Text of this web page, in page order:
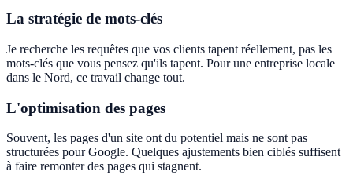
La stratégie de mots-clés
Je recherche les requêtes que vos clients tapent réellement, pas les
mots-clés que vous pensez qu'ils tapent. Pour une entreprise locale
dans le Nord, ce travail change tout.
L'optimisation des pages
Souvent, les pages d'un site ont du potentiel mais ne sont pas
structurées pour Google. Quelques ajustements bien ciblés suffisent
à faire remonter des pages qui stagnent.